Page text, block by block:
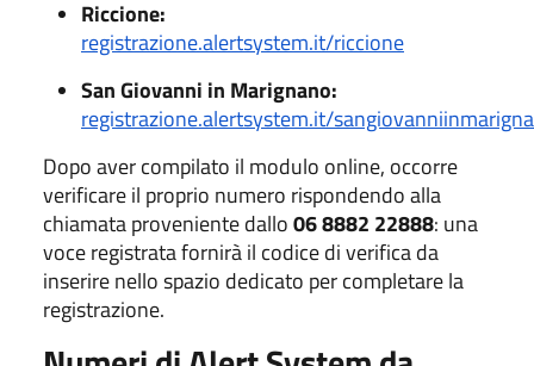
Riccione:
registrazione.alertsystem.it/riccione
San Giovanni in Marignano:
registrazione.alertsystem.it/
Dopo aver compilato il modulo online, occorre
verificare il proprio numero rispondendo alla
chiamata proveniente dallo06 8882 22888: una
voce registrata fornirà il codice di verifica da
inserire nello spazio dedicato per completare la
registrazione.